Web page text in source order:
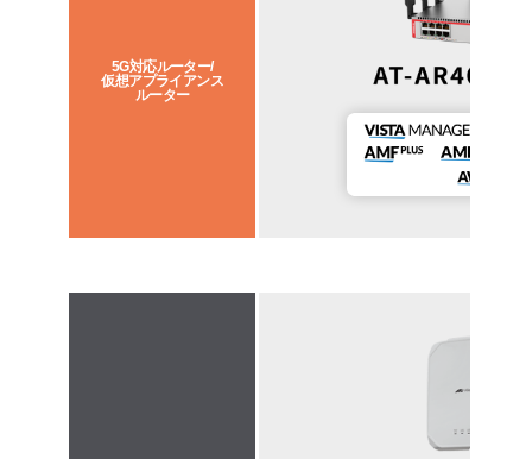
5G対応ルーター/
仮想アプライアンス
ルーター